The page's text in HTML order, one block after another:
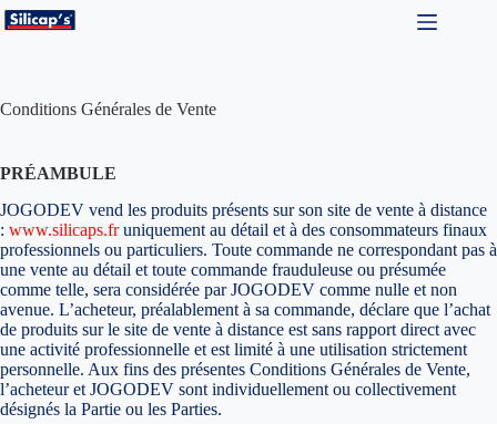
Passer
au
Conditions Générales de Vente
PRÉAMBULE
JOGODEV vend les produits présents sur son site de vente à distance
: www.silicaps.fruniquement au détail et à des consommateurs finaux
professionnels ou particuliers. Toute commande ne correspondant pas à
une vente au détail et toute commande frauduleuse ou présumée
comme telle, sera considérée par JOGODEV comme nulle et non
avenue. L’acheteur, préalablement à sa commande, déclare que l’achat
de produits sur le site de vente à distance est sans rapport direct avec
une activité professionnelle et est limité à une utilisation strictement
personnelle. Aux fins des présentes Conditions Générales de Vente,
l’acheteur et JOGODEV sont individuellement ou collectivement
désignés la Partie ou les Parties.